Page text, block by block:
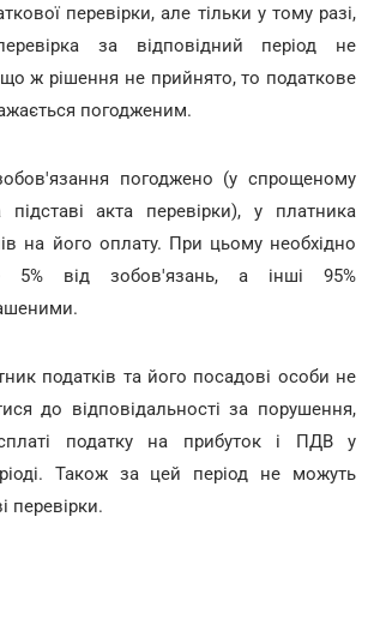
перевірки, але тільки у тому разі,
за відповідний період не
ж рішення не прийнято, то податкове
погодженим.
погоджено (у спрощеному
акта перевірки), у платника
на його оплату. При цьому необхідно
5% від зобов'язань, а інші 95%
податків та його посадові особи не
до відповідальності за порушення,
податку на прибуток і ПДВ у
Також за цей період не можуть
перевірки.